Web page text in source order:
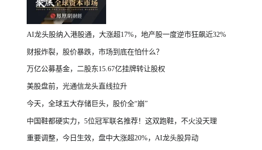
AI龙头股纳入港股通，大涨超17%，地产股一度逆市狂飙近32%
财报炸裂，股价暴跌，市场到底在怕什么？
万亿公募基金，二股东15.67亿挂牌转让股权
美股盘前，光通信龙头直线拉升
今天，全球五大存储巨头，股价全“崩”
中国鞋都硬实力，5位冠军联名推荐！这双跑鞋，不火没天理
重要调整，今日生效，盘中大涨超20%，AI龙头股异动